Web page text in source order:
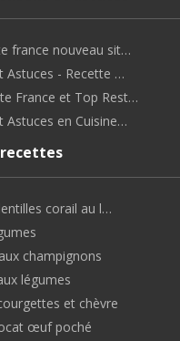
france nouveau sit…
Astuces - Recette …
France et Top Rest…
Astuces en Cuisine…
corail au l…
champignons
légumes
et chèvre
œuf poché